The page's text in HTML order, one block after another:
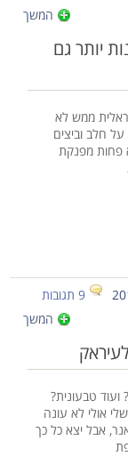
המשך
יותר גם
ממש לא
חלב וביצים
פחות מפנקת
9 תגובות
המשך
ועוד טבעונית?
אולי לא עונה
אבל יצא כל כך